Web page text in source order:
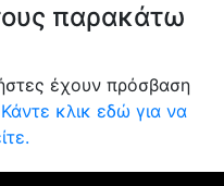
παρακάτω
έχουν πρόσβαση
Κάντε κλικ εδώ για να